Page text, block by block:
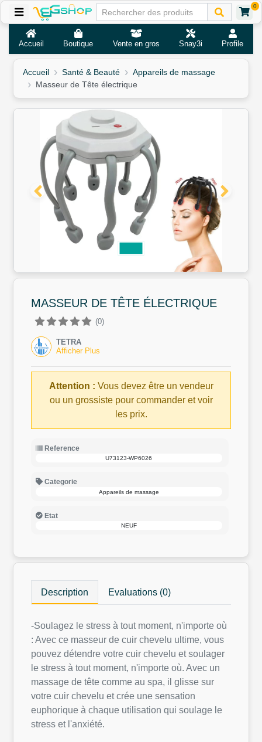
0
Accueil Boutique Vente en gros Snay3i Profile
Accueil Santé & Beauté
Appareils de massage
Masseur de Tête électrique
MASSEUR DE TÊTE ÉLECTRIQUE
(0)
TETRA
Afficher Plus
Attention : Vous devez être un vendeur
ou un grossiste pour commander et voir
les prix.
Reference
U73123-WP6026
Categorie
Appareils de massage
Etat
NEUF
Description Evaluations (0)
-Soulagez le stress à tout moment, n'importe où
: Avec ce masseur de cuir chevelu ultime, vous
pouvez détendre votre cuir chevelu et soulager
le stress à tout moment, n'importe où. Avec un
massage de tête comme au spa, il glisse sur
votre cuir chevelu et crée une sensation
euphorique à chaque utilisation qui soulage le
stress et l'anxiété.